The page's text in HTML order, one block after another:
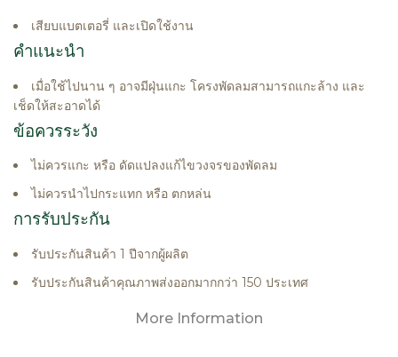
เสียบแบตเตอรี่ และเปิดใช้งาน
คำแนะนำ
เมื่อใช้ไปนาน ๆ อาจมีฝุ่นแกะ โครงพัดลมสามารถแกะล้าง และ
เช็ดให้สะอาดได้
ข้อควรระวัง
ไม่ควรแกะ หรือ ดัดแปลงแก้ไขวงจรของพัดลม
ไม่ควรนำไปกระแทก หรือ ตกหล่น
การรับประกัน
รับประกันสินค้า 1 ปีจากผู้ผลิต
รับประกันสินค้าคุณภาพส่งออกมากกว่า 150 ประเทศ
More Information